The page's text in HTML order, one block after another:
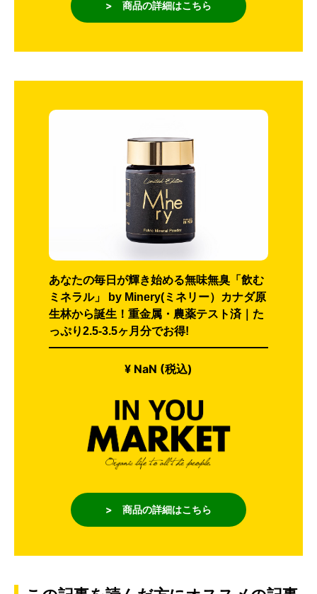
> 商品の詳細はこちら
あなたの毎日が輝き始める無味無臭「飲む
ミネラル」 by Minery(ミネリー）カナダ原
生林から誕生！重金属・農薬テスト済｜た
っぷり2.5-3.5ヶ月分でお得!
¥ NaN (税込)
> 商品の詳細はこちら